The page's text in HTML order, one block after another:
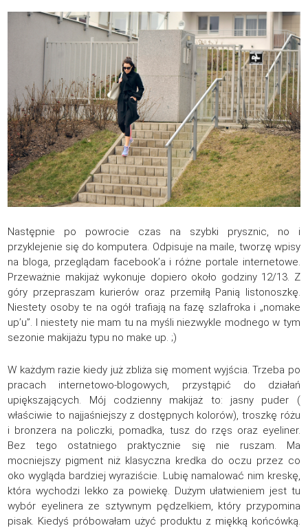
Następnie po powrocie czas na szybki prysznic, no i
przyklejenie się do komputera. Odpisuje na maile, tworzę wpisy
na bloga, przeglądam facebook’a i różne portale internetowe.
Przeważnie makijaż wykonuje dopiero około godziny 12/13. Z
góry przepraszam kurierów oraz przemiłą Panią listonoszkę.
Niestety osoby te na ogół trafiają na fazę szlafroka i „nomake
up’u”. I niestety nie mam tu na myśli niezwykle modnego w tym
sezonie makijażu typu no make up. ;)
W każdym razie kiedy już zbliża się moment wyjścia. Trzeba po
pracach internetowo-blogowych, przystąpić do działań
upiększających. Mój codzienny makijaż to: jasny puder (
właściwie to najjaśniejszy z dostępnych kolorów), troszkę różu
i bronzera na policzki, pomadka, tusz do rzęs oraz eyeliner.
Bez tego ostatniego praktycznie się nie ruszam. Ma
mocniejszy pigment niż klasyczna kredka do oczu przez co
oko wygląda bardziej wyraziście. Lubię namalować nim kreskę,
która wychodzi lekko za powiekę. Dużym ułatwieniem jest tu
wybór eyelinera ze sztywnym pędzelkiem, który przypomina
pisak. Kiedyś próbowałam użyć produktu z miękką końcówką.